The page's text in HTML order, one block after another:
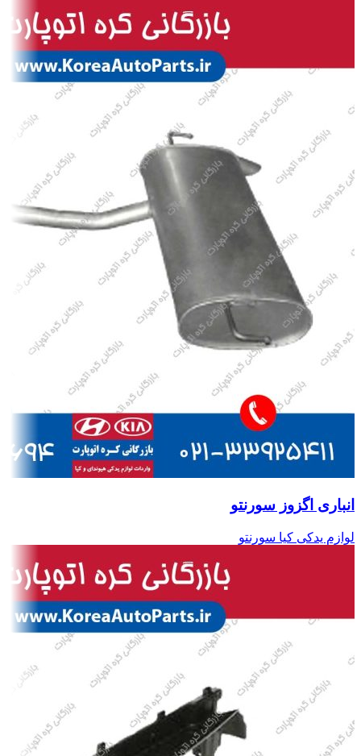
انباری اگزوز سورنتو
لوازم یدکی کیا سورنتو